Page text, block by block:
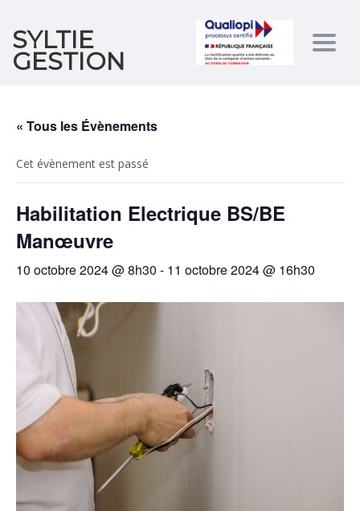
SYLTIE
GESTION
« Tous les Évènements
Cet évènement est passé
Habilitation Electrique BS/BE
Manœuvre
10 octobre 2024 @ 8h30 - 11 octobre 2024 @ 16h30